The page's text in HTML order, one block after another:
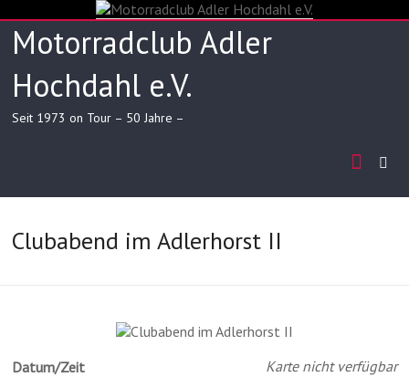
to
content
Motorradclub Adler
Hochdahl e.V.
Seit 1973 on Tour – 50 Jahre –
Clubabend im Adlerhorst II
Karte nicht verfügbar
Datum/Zeit